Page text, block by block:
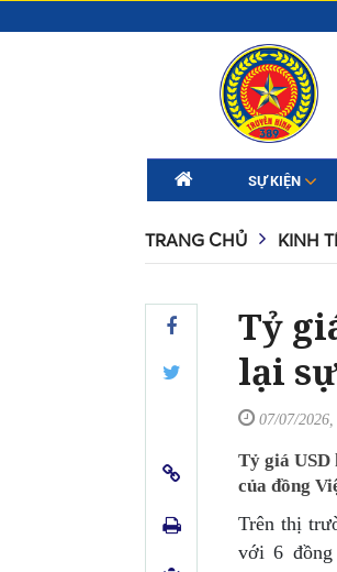
SỰ KIỆN
TRANG CHỦ KINH
Tỷ
lại
07/07/2026,
Tỷ giá USD
của đồng
Trên thị
với 6